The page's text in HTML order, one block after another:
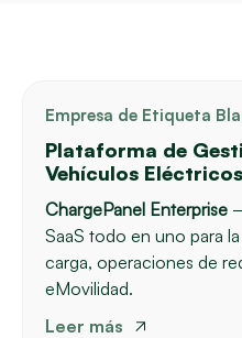
Empresa de Etiqueta
Plataforma de
Vehículos
ChargePanel Enterprise
SaaS todo en uno para
carga, operaciones de
eMovilidad.
Leer más